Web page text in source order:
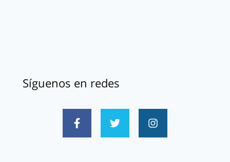
Síguenos en redes